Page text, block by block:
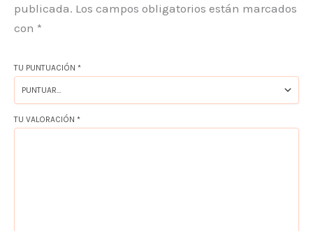
publicada. Los campos obligatorios están marcados
con *
TU PUNTUACIÓN *
TU VALORACIÓN *